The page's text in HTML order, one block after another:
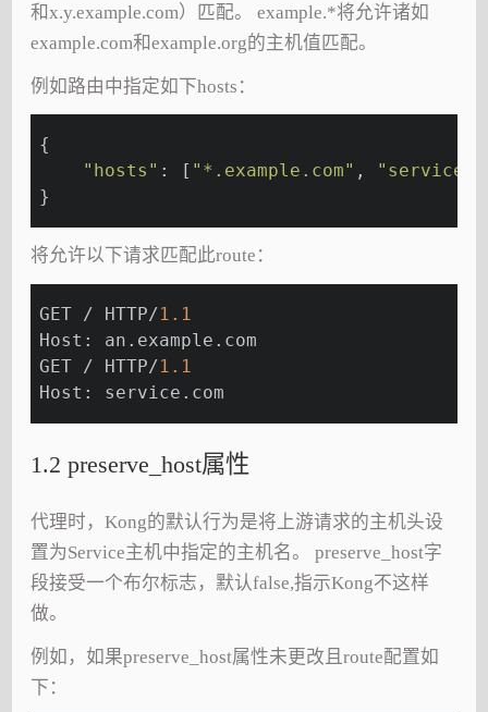
和x.y.example.com）匹配。 example.*将允许诸如
example.com和example.org的主机值匹配。
例如路由中指定如下hosts：
{
"hosts" : [ "*.example.com" ,
}
将允许以下请求匹配此route：
GET / HTTP/1.1
Host: an.example.com
GET / HTTP/1.1
Host: service.com
1.2 preserve_host属性
代理时，Kong的默认行为是将上游请求的主机头设
置为Service主机中指定的主机名。 preserve_host字
段接受一个布尔标志，默认false,指示Kong不这样
做。
例如，如果preserve_host属性未更改且route配置如
下：